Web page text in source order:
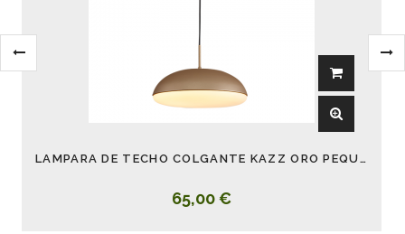
LAMPARA DE TECHO COLGANTE KAZZ ORO PEQUEÑO 38 CM
65,00 €